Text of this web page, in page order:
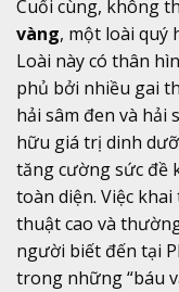
Cuối cùng, không
vàng, một loài quý
Loài này có thân
phủ bởi nhiều gai
hải sâm đen và hải
hữu giá trị dinh
tăng cường sức đề
toàn diện. Việc
thuật cao và
người biết đến tại
trong những “báu